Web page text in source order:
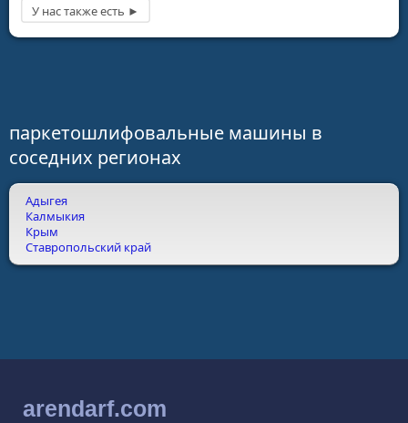
паркетошлифовальные машины в
соседних регионах
Адыгея
Калмыкия
Крым
Ставропольский край
arendarf.com